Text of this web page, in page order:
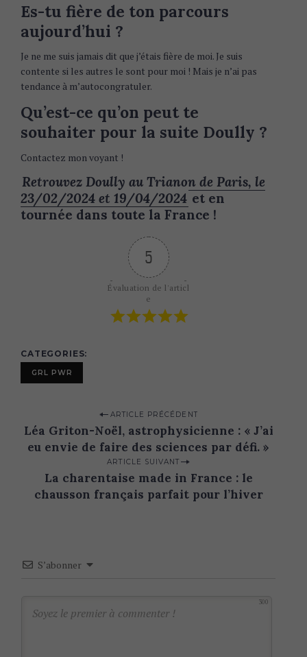
Es-tu fière de ton parcours
aujourd’hui ?
Je ne me suis jamais dit que j’étais fière de moi. Je suis
contente si les autres le sont pour moi ! Mais je n’ai pas
tendance à m’autocongratuler.
Qu’est-ce qu’on peut te
souhaiter pour la suite Doully ?
Contactez mon voyant !
Retrouvez Doully au Trianon de Paris, le
23/02/2024 et 19/04/2024 et en
tournée dans toute la France !
5
Évaluation de l'articl
e
CATEGORIES
GRL PWR
o
i
ARTICLE PRÉCÉDENT
Léa Griton-Noël, astrophysicienne : « J’ai
eu envie de faire des sciences par défi. »
ARTICLE SUIVANT
La charentaise made in France : le
chausson français parfait pour l’hiver
S’abonner
300